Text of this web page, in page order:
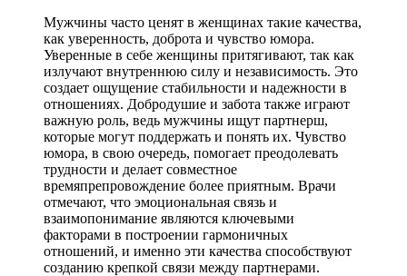
Мужчины часто ценят в женщинах такие качества,
как уверенность, доброта и чувство юмора.
Уверенные в себе женщины притягивают, так как
излучают внутреннюю силу и независимость. Это
создает ощущение стабильности и надежности в
отношениях. Добродушие и забота также играют
важную роль, ведь мужчины ищут партнерш,
которые могут поддержать и понять их. Чувство
юмора, в свою очередь, помогает преодолевать
трудности и делает совместное
времяпрепровождение более приятным. Врачи
отмечают, что эмоциональная связь и
взаимопонимание являются ключевыми
факторами в построении гармоничных
отношений, и именно эти качества способствуют
созданию крепкой связи между партнерами.